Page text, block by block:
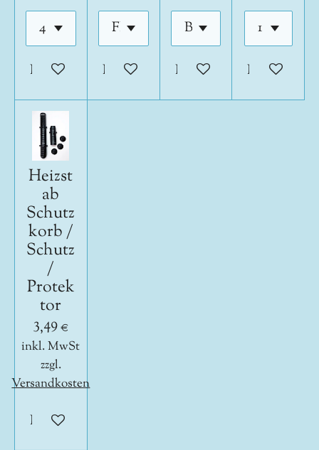
In den WarenkorbIn den WarenkorbIn den Warenkorb
In den
Heizst
ab
Schutz
korb /
Schutz
/
Protek
tor
3,49 €
inkl. MwSt
zzgl.
Versandkosten
In den Warenkorb